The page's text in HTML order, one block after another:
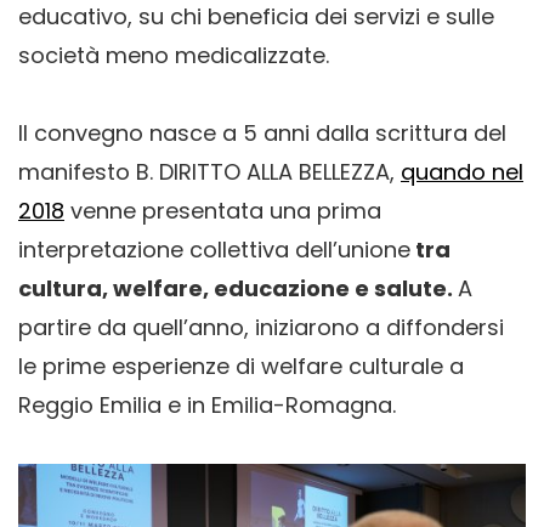
educativo, su chi beneficia dei servizi e sulle
società meno medicalizzate.
Il convegno nasce a 5 anni dalla scrittura del
manifesto B. DIRITTO ALLA BELLEZZA, quando nel
2018 venne presentata una prima
interpretazione collettiva dell’unione tra
cultura, welfare, educazione e salute. A
partire da quell’anno, iniziarono a diffondersi
le prime esperienze di welfare culturale a
Reggio Emilia e in Emilia-Romagna.